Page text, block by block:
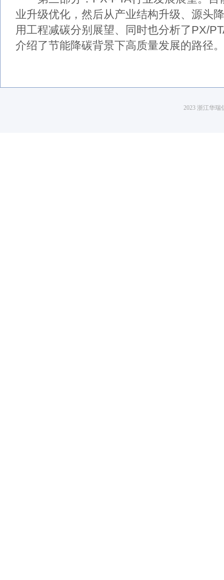
业升级优化，然后从产业结构升级、源头
用工程减碳分别展望、同时也分析了PX/
介绍了节能降碳背景下高质量发展的路径。
2023 浙江华瑞